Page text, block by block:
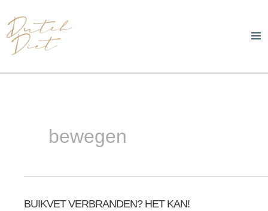
naar
de
inhoud
bewegen
BUIKVET VERBRANDEN? HET KAN!
BUIKVET